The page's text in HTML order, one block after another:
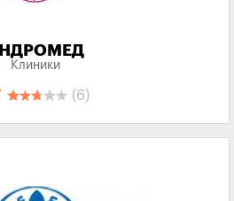
Клиники
(6)